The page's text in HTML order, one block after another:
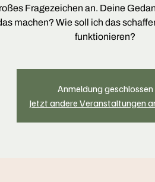
Fragezeichen an. Deine
machen? Wie soll ich das
funktionieren?
Anmeldung geschlossen
Jetzt andere Veranstaltungen